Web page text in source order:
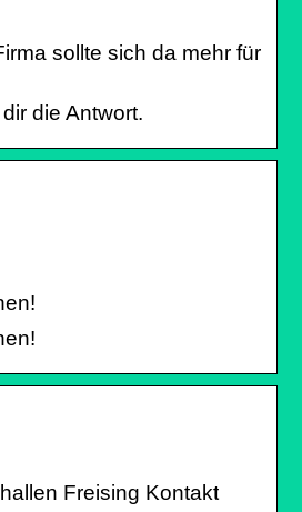
sollte sich da mehr für
die Antwort.
Freising Kontakt